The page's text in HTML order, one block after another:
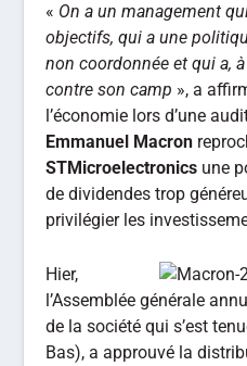
« On a un management
objectifs, qui a une
non coordonnée et qui a,
contre son camp », a
l’économie lors d’une
Emmanuel Macron
STMicroelectronics une
de dividendes trop
privilégier les
Hier,
l’Assemblée générale
de la société qui s’est
Bas), a approuvé la